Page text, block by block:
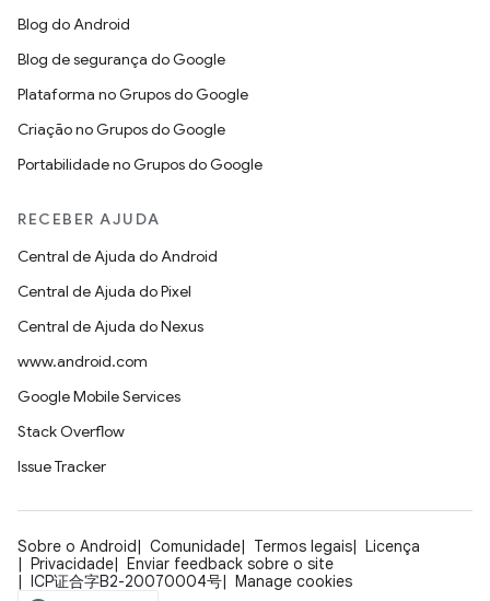
Blog do Android
Blog de segurança do Google
Plataforma no Grupos do Google
Criação no Grupos do Google
Portabilidade no Grupos do Google
RECEBER AJUDA
Central de Ajuda do Android
Central de Ajuda do Pixel
Central de Ajuda do Nexus
www.android.com
Google Mobile Services
Stack Overflow
Issue Tracker
Sobre o Android Comunidade Termos legais
Licença
Privacidade
Enviar feedback sobre o site
ICP证合字B2-20070004号
Manage cookies